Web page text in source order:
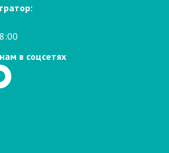
в соцсетях